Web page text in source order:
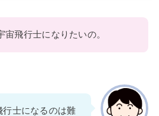
宙飛行士になりたいの。
行士になるのは難